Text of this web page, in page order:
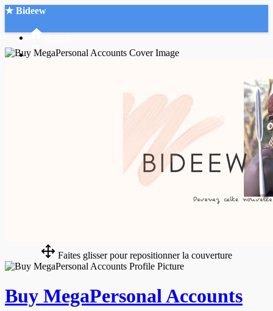
★ Bideew
Faites glisser pour repositionner la couverture
Buy MegaPersonal Accounts